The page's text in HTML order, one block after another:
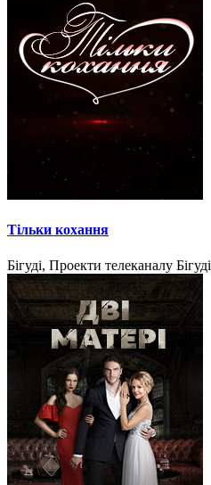
Тільки кохання
Бігуді, Проекти телеканалу Бігуді